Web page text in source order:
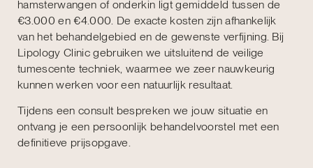
hamsterwangen of onderkin ligt gemiddeld tussen de
€3.000 en €4.000. De exacte kosten zijn afhankelijk
van het behandelgebied en de gewenste verfijning. Bij
Lipology Clinic gebruiken we uitsluitend de veilige
tumescente techniek, waarmee we zeer nauwkeurig
kunnen werken voor een natuurlijk resultaat.
Tijdens een consult bespreken we jouw situatie en
ontvang je een persoonlijk behandelvoorstel met een
definitieve prijsopgave.